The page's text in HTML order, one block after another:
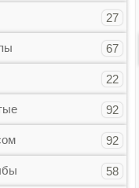
27
67
22
92
92
58